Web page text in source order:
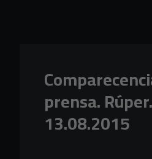
prensa. Rúper.
13.08.2015